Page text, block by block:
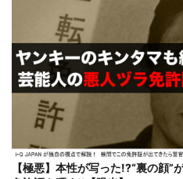
【極悪】本性が写った!?“裏の顔